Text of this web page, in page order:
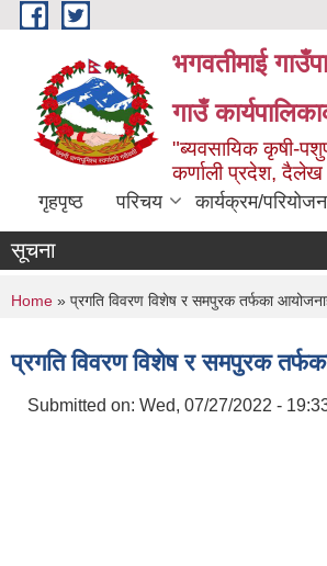
Skip to main content
भगवतीमाई
गाउँ
"ब्यवसायिक कृषी-
कर्णाली प्रदेश, दैलेख
गृहपृष्ठ परिचय कार्यक्रम/
सूचना
You are here
Home » प्रगति विवरण विशेष र समपुरक तर्फका
प्रगति विवरण विशेष र समपुरक
Submitted on: Wed, 07/27/2022 -